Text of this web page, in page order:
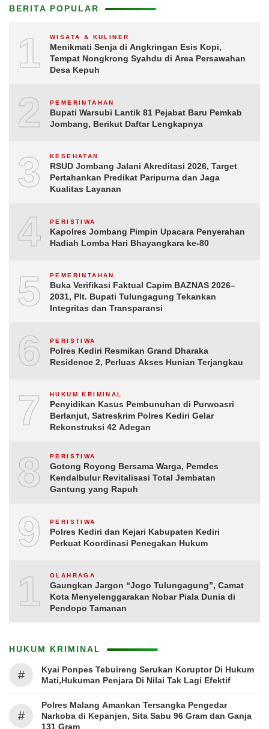
BERITA POPULAR
1 WISATA & KULINER
Menikmati Senja di Angkringan Esis Kopi,
Tempat Nongkrong Syahdu di Area Persawahan
Desa Kepuh
2 PEMERINTAHAN
Bupati Warsubi Lantik 81 Pejabat Baru Pemkab
Jombang, Berikut Daftar Lengkapnya
3 KESEHATAN
RSUD Jombang Jalani Akreditasi 2026, Target
Pertahankan Predikat Paripurna dan Jaga
Kualitas Layanan
4 PERISTIWA
Kapolres Jombang Pimpin Upacara Penyerahan
Hadiah Lomba Hari Bhayangkara ke-80
5 PEMERINTAHAN
Buka Verifikasi Faktual Capim BAZNAS 2026–
2031, Plt. Bupati Tulungagung Tekankan
Integritas dan Transparansi
6 PERISTIWA
Polres Kediri Resmikan Grand Dharaka
Residence 2, Perluas Akses Hunian Terjangkau
7 HUKUM KRIMINAL
Penyidikan Kasus Pembunuhan di Purwoasri
Berlanjut, Satreskrim Polres Kediri Gelar
Rekonstruksi 42 Adegan
8 PERISTIWA
Gotong Royong Bersama Warga, Pemdes
Kendalbulur Revitalisasi Total Jembatan
Gantung yang Rapuh
9 PERISTIWA
Polres Kediri dan Kejari Kabupaten Kediri
Perkuat Koordinasi Penegakan Hukum
10OLAHRAGA
Gaungkan Jargon “Jogo Tulungagung”, Camat
Kota Menyelenggarakan Nobar Piala Dunia di
Pendopo Tamanan
HUKUM KRIMINAL
#
Kyai Ponpes Tebuireng Serukan Koruptor Di Hukum
Mati,Hukuman Penjara Di Nilai Tak Lagi Efektif
#
Polres Malang Amankan Tersangka Pengedar
Narkoba di Kepanjen, Sita Sabu 96 Gram dan Ganja
131 Gram